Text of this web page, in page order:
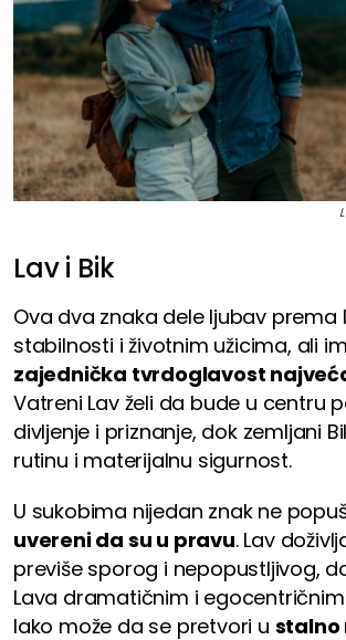
Lav i Bik
Ova dva znaka dele ljubav prema
stabilnosti i životnim užicima, ali
zajednička tvrdoglavost
Vatreni Lav želi da bude u centru
divljenje i priznanje, dok zemljani
rutinu i materijalnu sigurnost.
U sukobima nijedan znak ne
uvereni da su u pravu. Lav
previše sporog i nepopustljivog,
Lava dramatičnim i
lako može da se pretvori u stalno